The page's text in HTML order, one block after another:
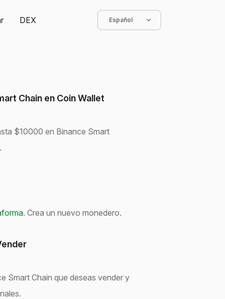
DEX Español
Chain en Coin Wallet
$10000 en Binance Smart
. Crea un nuevo monedero.
Smart Chain que deseas vender y